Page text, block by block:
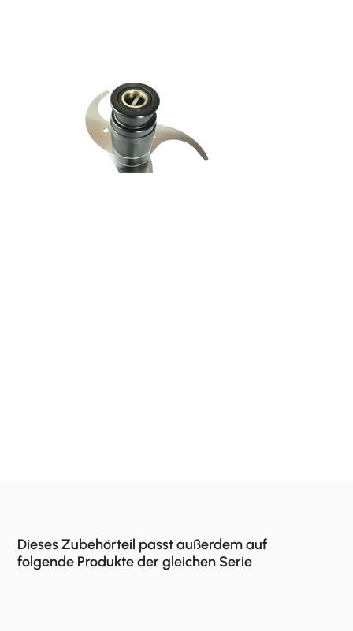
Dieses Zubehörteil passt außerdem auf
folgende Produkte der gleichen Serie